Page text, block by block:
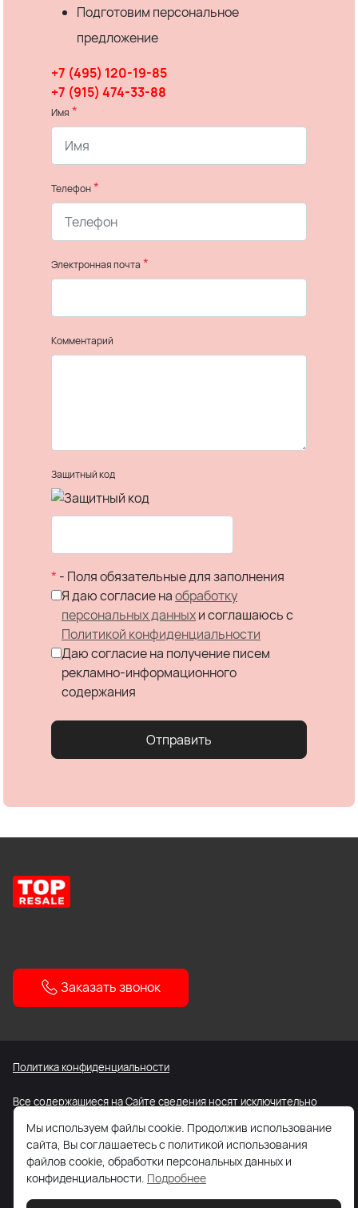
Подготовим персональное
предложение
+7 (495) 120-19-85
+7 (915) 474-33-88
Имя *
Телефон*
Электронная почта *
Комментарий
Защитный код
* - Поля обязательные для заполнения
Я даю согласие наобработку
персональных данныхи соглашаюсь c
Политикой конфиденциальности
Даю согласие на получение писем
рекламно-информационного
содержания
Отправить
Заказать звонок
Политика конфиденциальности
Все содержащиеся на Сайте сведения носят исключительно
Карта сайта
Мы используем файлы cookie. Продолжив использование
сайта, Вы соглашаетесь с политикой использования
файлов cookie, обработки персональных данных и
конфиденциальности. Подробнее